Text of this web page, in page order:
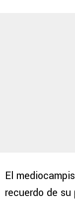
El
recuerdo de